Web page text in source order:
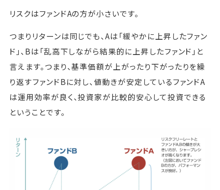
リスクはファンドAの方が小さいです。
つまりリターンは同じでも、Aは「緩やかに上昇したファン
ド」、Bは「乱高下しながら結果的に上昇したファンド」と
言えます。つまり、基準価額が上がったり下がったりを繰
り返すファンドBに対し、値動きが安定しているファンドA
は運用効率が良く、投資家が比較的安心して投資できる
ということです。